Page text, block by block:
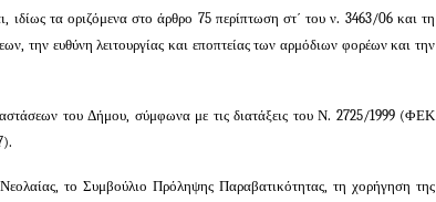
ιδίως τα οριζόμενα στο άρθρο 75 περίπτωση στ΄ του ν. 3463/06 και τη
την ευθύνη λειτουργίας και εποπτείας των αρμόδιων φορέων και την
του Δήμου, σύμφωνα με τις διατάξεις του Ν. 2725/1999 (ΦΕΚ
το Συμβούλιο Πρόληψης Παραβατικότητας, τη χορήγηση της